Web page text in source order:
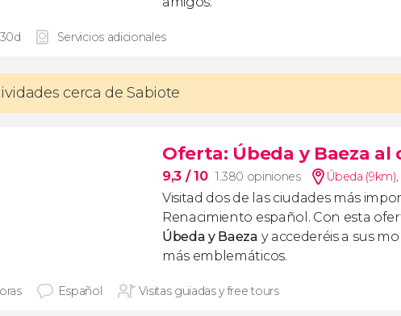
Servicios adicionales
cerca de Sabiote
Oferta: Úbeda y Baeza
9,3 / 10 1.380 opiniones Úbeda (9km),
Visitad dos de las ciudades más
Renacimiento español. Con esta
Úbeda y Baeza y accederéis a sus
más emblemáticos.
Español Visitas guiadas y free tours